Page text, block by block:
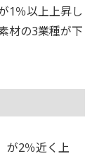
1％以上上昇し
材の3業種が下
が2％近く上